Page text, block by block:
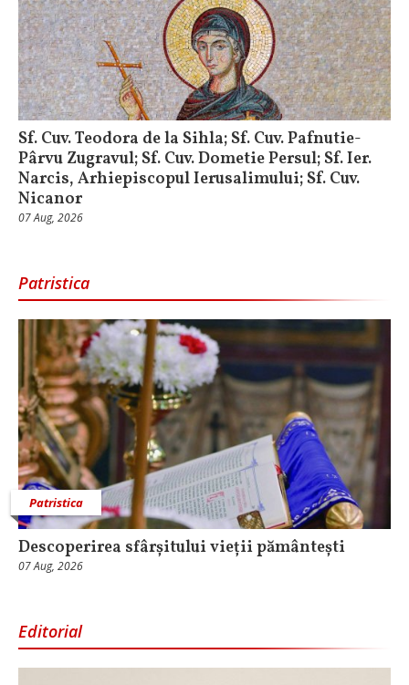
Sf. Cuv. Teodora de la Sihla; Sf. Cuv. Pafnutie-
Pârvu Zugravul; Sf. Cuv. Dometie Persul; Sf. Ier.
Narcis, Arhiepiscopul Ierusalimului; Sf. Cuv.
Nicanor
07 Aug, 2026
Patristica
Patristica
Descoperirea sfârșitului vieții pământești
07 Aug, 2026
Editorial